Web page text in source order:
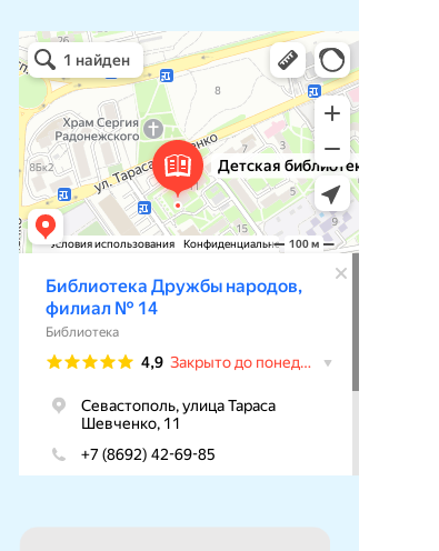
Детская библиотека № 14 Дружбы народов
Библиотека в Севастополе